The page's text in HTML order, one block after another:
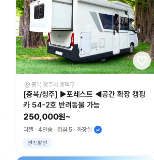
충북 청주시 흥덕구
[충북/청주] ▶포레스트 ◀공간 확장 캠핑
카 54-2호 반려동물 가능
250,000원~
디젤 4인승 취침 5 화장실
연박할인